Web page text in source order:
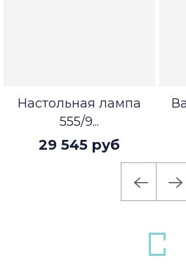
Настольная лампа
555/9...
29 545 руб